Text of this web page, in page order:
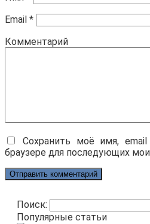
Email *
Комментарий
Сохранить моё имя,
браузере для последующих
Поиск:
Популярные статьи